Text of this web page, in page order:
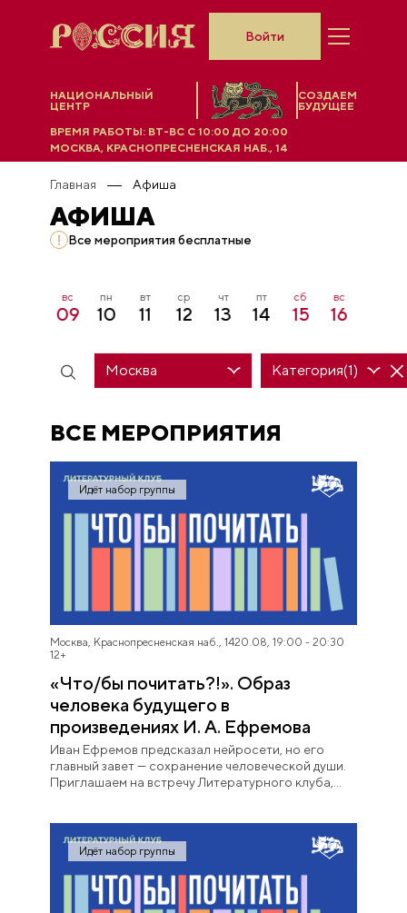
НАЦИОНАЛЬНЫЙ
ЦЕНТР
СОЗДАЕМ
БУДУЩЕЕ
ВРЕМЯ РАБОТЫ: ВТ-ВС C 10:00 ДО 20:00
МОСКВА, КРАСНОПРЕСНЕНСКАЯ НАБ., 14
Войти
Главная Афиша
АФИША
Все мероприятия бесплатные
вс
09
пн
10
вт
11
ср
12
чт
13
пт
14
сб
15
вс
16
Москва
Красноярский
край
Приморский край
Категория(1)
Культура
Просвещение
Молодежь
Деловая
программа
Создавая будущее
Свадьбы
Спортивная
ВСЕ МЕРОПРИЯТИЯ
Идёт набор группы
Москва, Краснопресненская наб., 1420.08, 19:00 - 20:30
12+
«Что/бы почитать?!». Образ
человека будущего в
произведениях И. А. Ефремова
Иван Ефремов предсказал нейросети, но его
главный завет — сохранение человеческой души.
Приглашаем на встречу Литературного клуба,
Идёт набор группы